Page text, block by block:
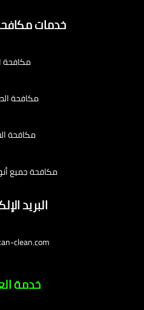
خدمات
مكافحة
مكافحة
مكافحة
مكافحة جميع
البريد
clean.com
خدمة